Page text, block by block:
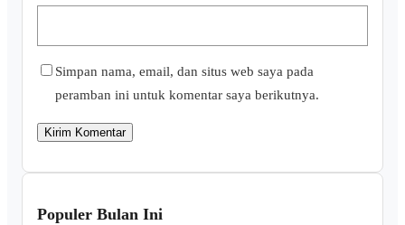
Simpan nama, email, dan situs web saya pada
peramban ini untuk komentar saya berikutnya.
Populer Bulan Ini